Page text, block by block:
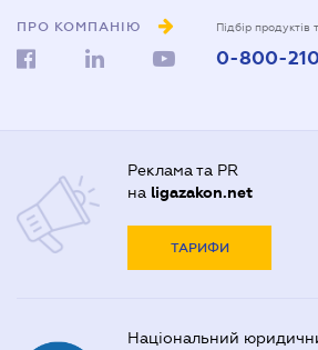
ПРО КОМПАНІЮ Підбір продуктів
0-800-
Реклама та PR
на ligazakon.net
ТАРИФИ
Національний